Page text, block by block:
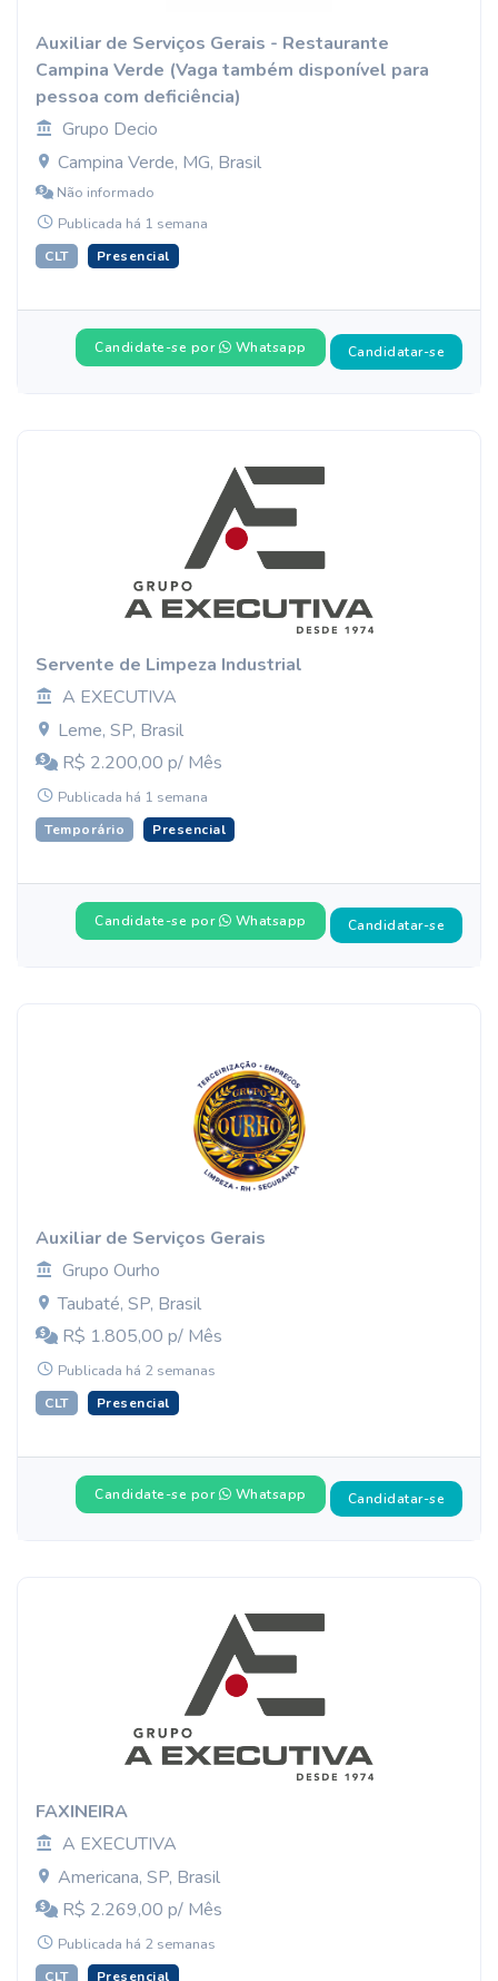
Auxiliar de Serviços Gerais - Restaurante
Campina Verde (Vaga também disponível para
pessoa com deficiência)
Grupo Decio
Campina Verde, MG, Brasil
Não informado
Publicada há 1 semana
CLT Presencial
Candidate-se por Whatsapp Candidatar-se
Servente de Limpeza Industrial
A EXECUTIVA
Leme, SP, Brasil
R$ 2.200,00 p/ Mês
Publicada há 1 semana
Temporário Presencial
Candidate-se por Whatsapp Candidatar-se
Auxiliar de Serviços Gerais
Grupo Ourho
Taubaté, SP, Brasil
R$ 1.805,00 p/ Mês
Publicada há 2 semanas
CLT Presencial
Candidate-se por Whatsapp Candidatar-se
FAXINEIRA
A EXECUTIVA
Americana, SP, Brasil
R$ 2.269,00 p/ Mês
Publicada há 2 semanas
CLT Presencial